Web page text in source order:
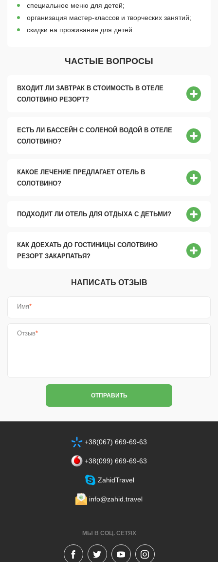
специальное меню для детей;
организация мастер-классов и творческих занятий;
скидки на проживание для детей.
ЧАСТЫЕ ВОПРОСЫ
ВХОДИТ ЛИ ЗАВТРАК В СТОИМОСТЬ В ОТЕЛЕ
СОЛОТВИНО РЕЗОРТ?
ЕСТЬ ЛИ БАССЕЙН С СОЛЕНОЙ ВОДОЙ В ОТЕЛЕ
СОЛОТВИНО?
КАКОЕ ЛЕЧЕНИЕ ПРЕДЛАГАЕТ ОТЕЛЬ В
СОЛОТВИНО?
ПОДХОДИТ ЛИ ОТЕЛЬ ДЛЯ ОТДЫХА С ДЕТЬМИ?
КАК ДОЕХАТЬ ДО ГОСТИНИЦЫ СОЛОТВИНО
РЕЗОРТ ЗАКАРПАТЬЯ?
НАПИСАТЬ ОТЗЫВ
Имя*
Отзыв*
ОТПРАВИТЬ
+38(067) 669-69-63
+38‎(099) 669-69-63
ZahidTravel
info@zahid.travel
МЫ В СОЦ. СЕТЯХ